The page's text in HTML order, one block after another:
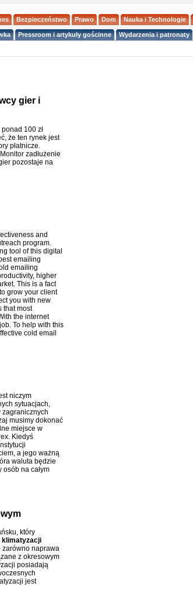
Bezpieczeństwo Prawo Dom Nauka i Technologie
Pressroom i artykuły gościnne Wydarzenia i patronaty
gier i
100 zł
że ten rynek jest
płatnicze.
zadłużenie
pozostaje na
and
program.
tool of this digital
emailing
emailing
higher
This is a fact
grow your client
you with new
that most
the internet
To help with this
cold email
niczym
sytuacjach,
zagranicznych
musimy dokonać
miejsce w
Kiedyś
a jego ważną
waluta będzie
na całym
który
klimatyzacji
zarówno naprawa
z okresowym
posiadają
jest